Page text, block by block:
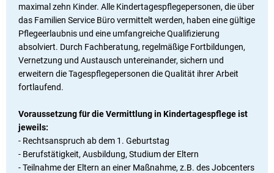
maximal zehn Kinder. Alle Kindertagespflegepersonen, die über
das Familien Service Büro vermittelt werden, haben eine gültige
Pflegeerlaubnis und eine umfangreiche Qualifizierung
absolviert. Durch Fachberatung, regelmäßige Fortbildungen,
Vernetzung und Austausch untereinander, sichern und
erweitern die Tagespflegepersonen die Qualität ihrer Arbeit
fortlaufend.
Voraussetzung für die Vermittlung in Kindertagespflege ist
jeweils:
- Rechtsanspruch ab dem 1. Geburtstag
- Berufstätigkeit, Ausbildung, Studium der Eltern
- Teilnahme der Eltern an einer Maßnahme, z.B. des Jobcenters